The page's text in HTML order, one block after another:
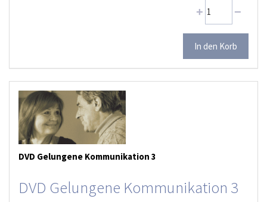
DVD Gelungene Kommunikation 3
DVD Gelungene Kommunikation 3